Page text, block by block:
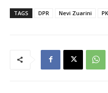
TAGS DPR Nevi Zuarini